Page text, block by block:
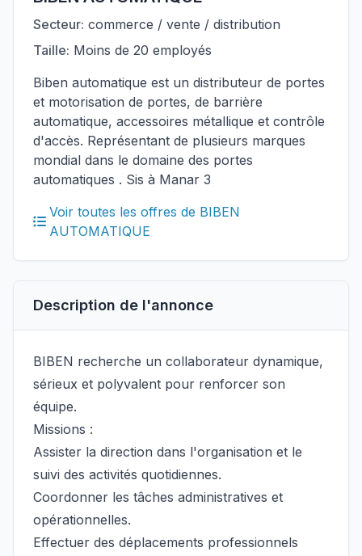
Secteur: commerce / vente / distribution
Taille: Moins de 20 employés
Biben automatique est un distributeur de portes
et motorisation de portes, de barrière
automatique, accessoires métallique et contrôle
d'accès. Représentant de plusieurs marques
mondial dans le domaine des portes
automatiques . Sis à Manar 3
Voir toutes les offres de BIBEN
AUTOMATIQUE
Description de l'annonce
BIBEN recherche un collaborateur dynamique,
sérieux et polyvalent pour renforcer son
équipe.
Missions :
Assister la direction dans l'organisation et le
suivi des activités quotidiennes.
Coordonner les tâches administratives et
opérationnelles.
Effectuer des déplacements professionnels